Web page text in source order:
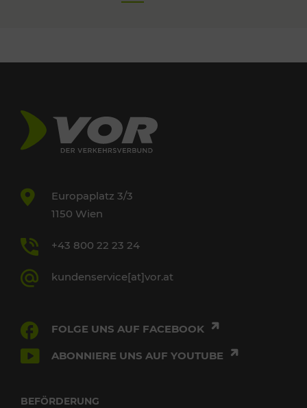
Europaplatz 3/3
1150 Wien
+43 800 22 23 24
kundenservice[at]vor.at
FOLGE UNS AUF FACEBOOK
ABONNIERE UNS AUF YOUTUBE
BEFÖRDERUNG